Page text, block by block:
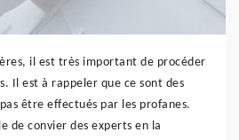
il est très important de procéder
Il est à rappeler que ce sont des
être effectués par les profanes.
de convier des experts en la